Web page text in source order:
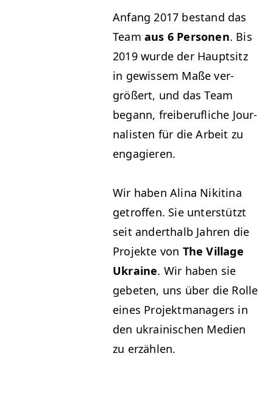
Anfang 2017 bestand das
Team aus 6 Per­so­n­en. Bis
2019 wurde der Haupt­sitz
in gewis­sem Maße ver­
größert, und das Team
begann, freiberu­fliche Jour­
nal­is­ten für die Arbeit zu
engagieren.
Wir haben Ali­na Nikiti­na
getrof­fen. Sie unter­stützt
seit anderthalb Jahren die
Pro­jek­te von The Vil­lage
Ukraine. Wir haben sie
gebeten, uns über die Rolle
eines Pro­jek­t­man­agers in
den ukrainis­chen Medi­en
zu erzählen.